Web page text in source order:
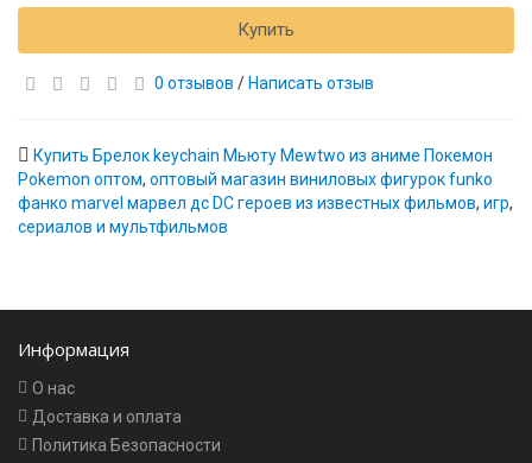
Купить
0 отзывов / Написать отзыв
Купить Брелок keychain Мьюту Mewtwo из аниме Покемон
Pokemon оптом, оптовый магазин виниловых фигурок funko
фанко marvel марвел дс DC героев из известных фильмов, игр,
сериалов и мультфильмов
Информация
О нас
Доставка и оплата
Политика Безопасности